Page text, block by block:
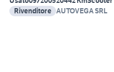
Rivenditore AUTOVEGA SRL